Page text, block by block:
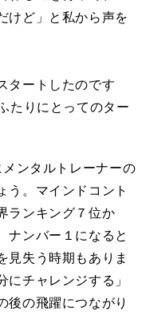
けど」と私から声を
ートしたのです
たりにとってのター
ンタルトレーナーの
う。マインドコント
ランキング７位か
ナンバー１になると
見失う時期もありま
チャレンジする」
後の飛躍につながり